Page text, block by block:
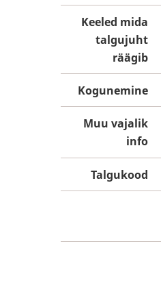
Keeled mida
talgujuht
räägib
Kogunemine
Muu vajalik
info
Talgukood